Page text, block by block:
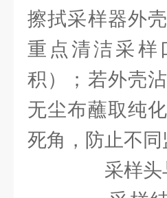
擦拭采样器外
重点清洁采样
积）；若外壳
无尘布蘸取纯
死角，防止不
采样头